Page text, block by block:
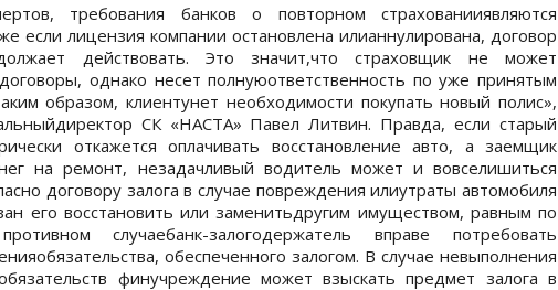
требования банков о повторном страхованииявляются
если лицензия компании остановлена илианнулирована, договор
действовать. Это значит,что страховщик не может
однако несет полнуюответственность по уже принятым
образом, клиентунет необходимости покупать новый полис»,
СК «НАСТА» Павел Литвин. Правда, если старый
откажется оплачивать восстановление авто, а заемщик
на ремонт, незадачливый водитель может и вовселишиться
договору залога в случае повреждения илиутраты автомобиля
его восстановить или заменитьдругим имуществом, равным по
случаебанк-залогодержатель вправе потребовать
обеспеченного залогом. В случае невыполнения
финучреждение может взыскать предмет залога в